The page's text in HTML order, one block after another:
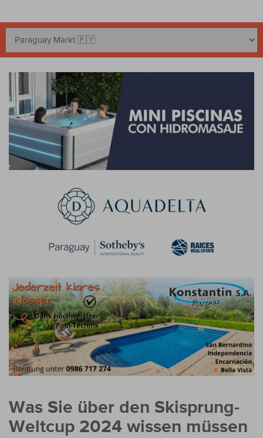
Was Sie über den Skisprung-
Weltcup 2024 wissen müssen